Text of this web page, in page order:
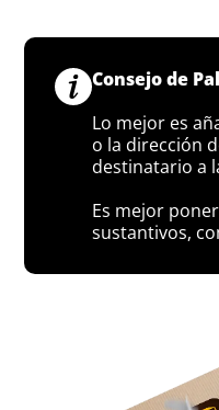
Consejo de
Lo mejor es
o la dirección
destinatario a
Es mejor
sustantivos,